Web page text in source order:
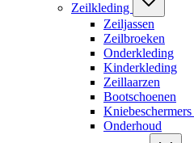
Zeilkleding
Zeiljassen
Zeilbroeken
Onderkleding
Kinderkleding
Zeillaarzen
Bootschoenen
Onderhoud